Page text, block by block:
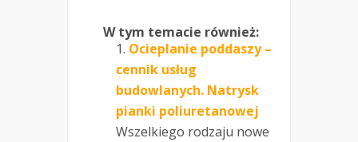
W tym temacie również:
Ocieplanie poddaszy –
cennik usług
budowlanych. Natrysk
pianki poliuretanowej
Wszelkiego rodzaju nowe